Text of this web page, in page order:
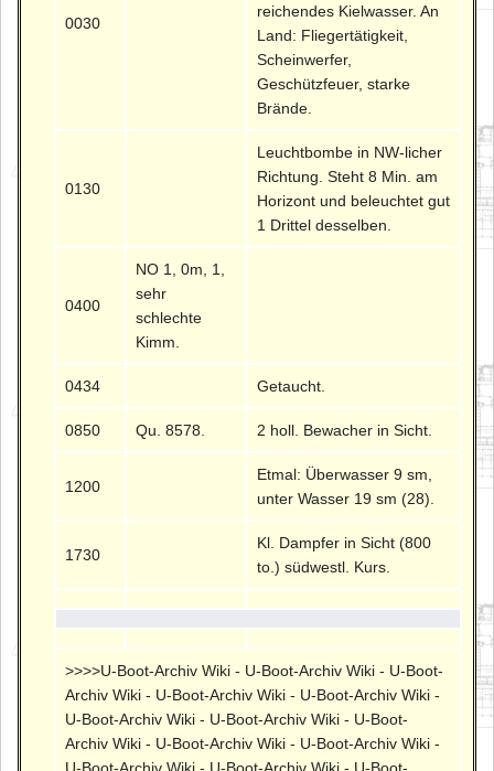
0030
reichendes Kielwasser. An
Land: Fliegertätigkeit,
Scheinwerfer,
Geschützfeuer, starke
Brände.
0130
Leuchtbombe in NW-licher
Richtung. Steht 8 Min. am
Horizont und beleuchtet gut
1 Drittel desselben.
0400
NO 1, 0m, 1,
sehr
schlechte
Kimm.
0434 Getaucht.
0850 Qu. 8578. 2 holl. Bewacher in Sicht.
1200
Etmal: Überwasser 9 sm,
unter Wasser 19 sm (28).
1730
Kl. Dampfer in Sicht (800
to.) südwestl. Kurs.
>>>>U-Boot-Archiv Wiki - U-Boot-Archiv Wiki - U-Boot-
Archiv Wiki - U-Boot-Archiv Wiki - U-Boot-Archiv Wiki -
U-Boot-Archiv Wiki - U-Boot-Archiv Wiki - U-Boot-
Archiv Wiki - U-Boot-Archiv Wiki - U-Boot-Archiv Wiki -